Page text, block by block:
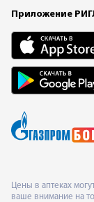
Приложение
Цены в аптеках
ваше внимание на